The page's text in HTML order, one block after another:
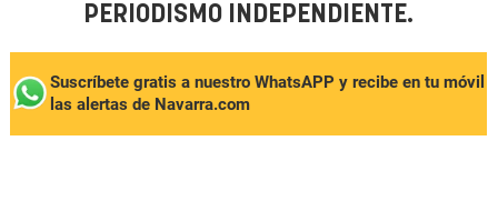
PERIODISMO INDEPENDIENTE.
Suscríbete gratis a nuestro WhatsAPP y recibe en tu móvil
las alertas de Navarra.com